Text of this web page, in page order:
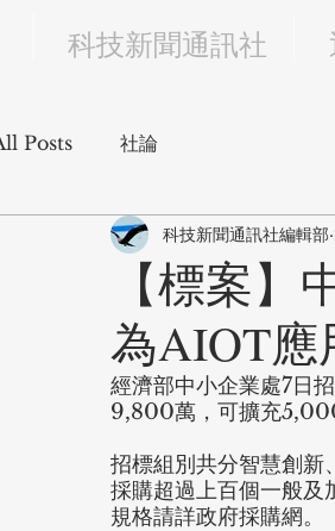
科技新聞通訊社
Posts 社論
【標案
為AIOT應
科技新聞通訊社編輯部
經濟部中小企業處7日
9,800萬，可擴充
招標組別共分智慧創新
採購超過上百個一般
規格請詳政府採購網。